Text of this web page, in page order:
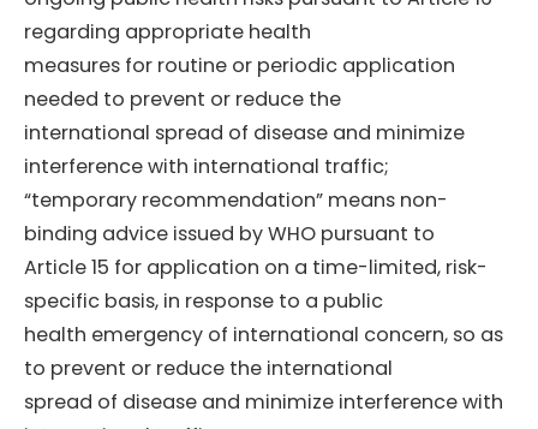
regarding appropriate health
measures for routine or periodic application
needed to prevent or reduce the
international spread of disease and minimize
interference with international traffic;
“temporary recommendation” means non-
binding advice issued by WHO pursuant to
Article 15 for application on a time-limited, risk-
specific basis, in response to a public
health emergency of international concern, so as
to prevent or reduce the international
spread of disease and minimize interference with